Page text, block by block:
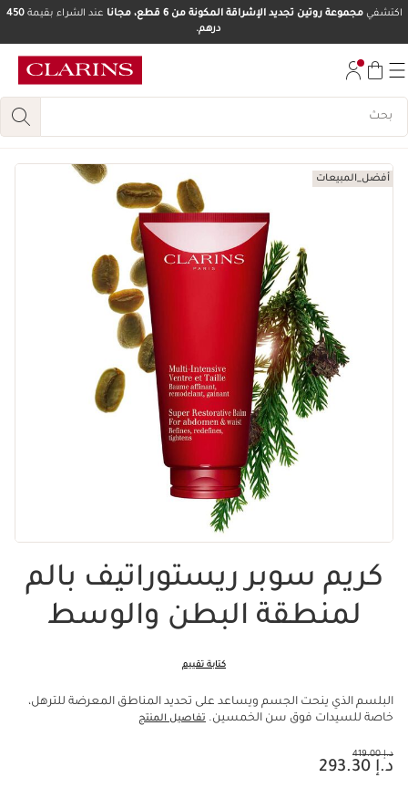
انتقل إلى أسفل الصفحة
اكتشفيمجموعة روتين تجديد الإشراقة المكونة من 6 قطع، مجانا عند الشراء بقيمة450
درهم.
أفضل_المبيعات
كريم سوبر ريستوراتيف بالم
لمنطقة البطن والوسط
كتابة تقييم
البلسم الذي ينحت الجسم ويساعد على تحديد المناطق المعرضة للترهل،
خاصة للسيدات فوق سن الخمسين. تفاصيل المنتج
د.إ 419.00
السعر الحالي هو د.إ 293.30
د.إ 293.30